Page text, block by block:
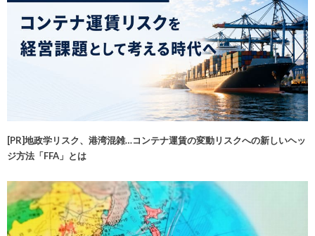
[PR]地政学リスク、港湾混雑…コンテナ運賃の変動リスクへの新しいヘッ
ジ方法「FFA」とは